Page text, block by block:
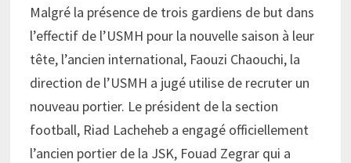
Malgré la présence de trois gardiens de but dans
l’effectif de l’USMH pour la nouvelle saison à leur
tête, l’ancien international, Faouzi Chaouchi, la
direction de l’USMH a jugé utilise de recruter un
nouveau portier. Le président de la section
football, Riad Lacheheb a engagé officiellement
l’ancien portier de la JSK, Fouad Zegrar qui a